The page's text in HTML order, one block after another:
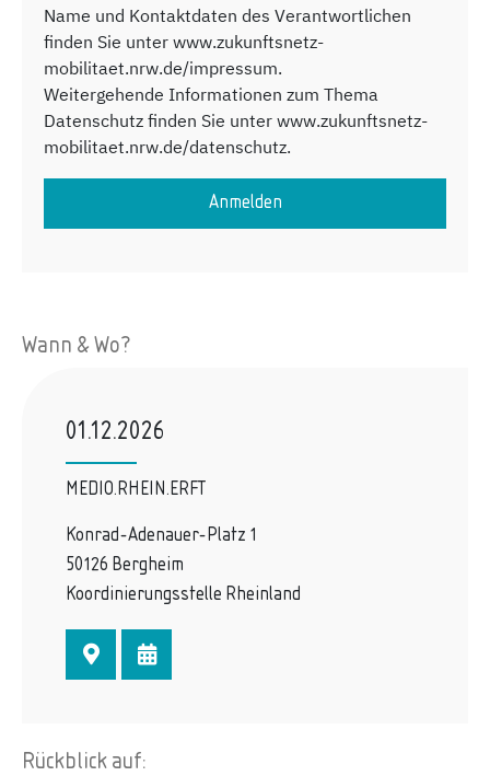
Name und Kontaktdaten des Verantwortlichen
finden Sie unter www.zukunftsnetz-
mobilitaet.nrw.de/impressum.
Weitergehende Informationen zum Thema
Datenschutz finden Sie unter www.zukunftsnetz-
mobilitaet.nrw.de/datenschutz.
Anmelden
Wann & Wo?
01.12.2026
MEDIO.RHEIN.ERFT
Konrad-Adenauer-Platz 1
50126 Bergheim
Koordinierungsstelle Rheinland
Rückblick auf: